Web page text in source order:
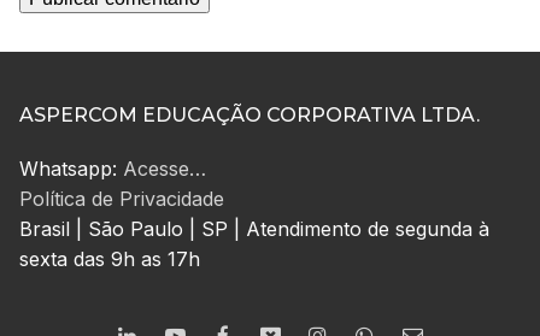
ASPERCOM EDUCAÇÃO CORPORATIVA LTDA.
Whatsapp: Acesse…
Política de Privacidade
Brasil | São Paulo | SP | Atendimento de segunda à
sexta das 9h as 17h